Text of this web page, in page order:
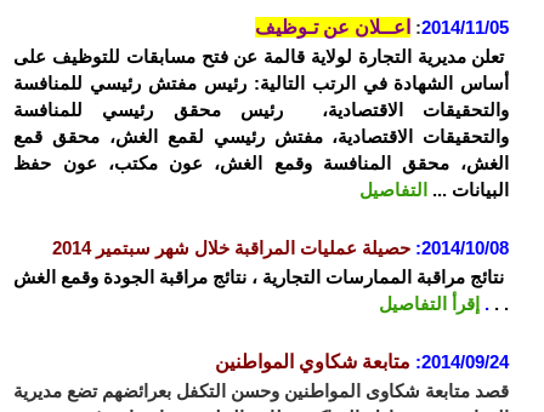
2014/11/05
: اعــلان عن تـوظيف
تعلن مديرية التجارة لولاية قالمة عن فتح مسابقات للتوظيف على
أساس الشهادة في الرتب التالية: رئيس مفتش رئيسي للمنافسة
والتحقيقات الاقتصادية، رئيس محقق رئيسي للمنافسة
والتحقيقات الاقتصادية، مفتش رئيسي لقمع الغش، محقق قمع
الغش، محقق المنافسة وقمع الغش، عون مكتب، عون حفظ
البيانات ... التفاصيل
2014/10/08: حصيلة عمليات المراقبة خلال شهر سبتمير 2014
نتائج مراقبة الممارسات التجارية ، نتائج مراقبة الجودة وقمع الغش
. .
. إقرأ التفاصيل
2014/09/24:
متابعة شكاوي المواطنين
قصد متابعة شكاوى المواطنين وحسن التكفل بعرائضهم تضع مديرية